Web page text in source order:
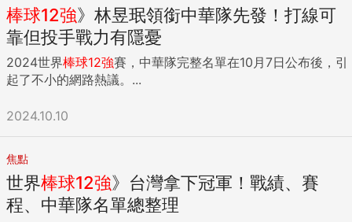
棒球12強》林昱珉領銜中華隊先發！打線可
靠但投手戰力有隱憂
2024世界棒球12強賽，中華隊完整名單在10月7日公布後，引
起了不小的網路熱議。...
2024.10.10
焦點
世界棒球12強》台灣拿下冠軍！戰績、賽
程、中華隊名單總整理